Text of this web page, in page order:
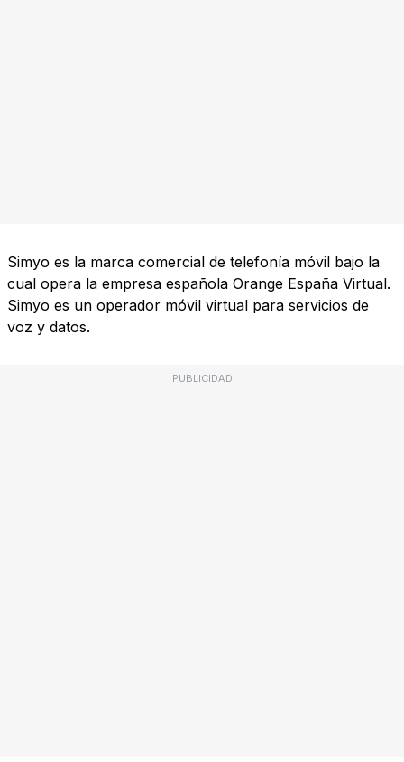
Simyo es la marca comercial de telefonía móvil bajo la
cual opera la empresa española Orange España Virtual.
Simyo es un operador móvil virtual para servicios de
voz y datos.
PUBLICIDAD